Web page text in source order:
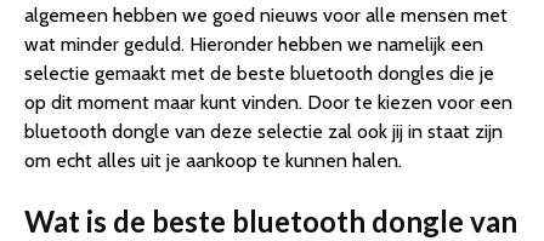
algemeen hebben we goed nieuws voor alle mensen met
wat minder geduld. Hieronder hebben we namelijk een
selectie gemaakt met de beste bluetooth dongles die je
op dit moment maar kunt vinden. Door te kiezen voor een
bluetooth dongle van deze selectie zal ook jij in staat zijn
om echt alles uit je aankoop te kunnen halen.
Wat is de beste bluetooth dongle van